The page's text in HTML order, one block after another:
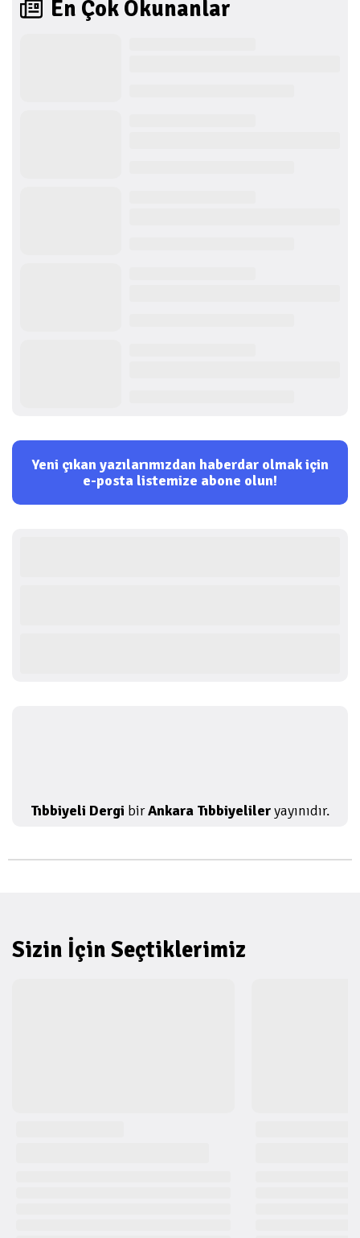
En Çok Okunanlar
Yeni çıkan yazılarımızdan haberdar olmak için
e-posta listemize abone olun!
Tıbbiyeli Dergi birAnkara Tıbbiyelileryayınıdır.
Sizin İçin Seçtiklerimiz